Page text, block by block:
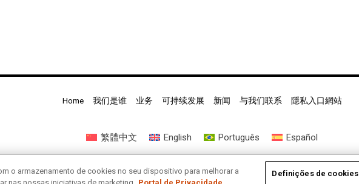
Home 我们是谁 业务 可持续发展 新闻 与我们联系 隱私入口網站
繁體中文 English Português Español
o armazenamento de cookies no seu dispositivo para melhorar a
Definições de cookies